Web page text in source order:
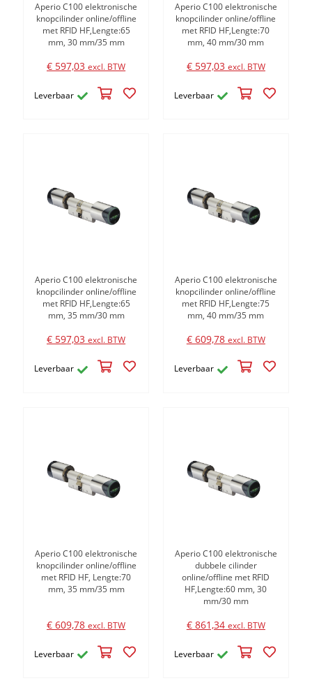
Aperio C100 elektronische
knopcilinder online/offline
met RFID HF,Lengte:65
mm, 30 mm/35 mm
€ 597,03excl. BTW
Leverbaar
Aperio C100 elektronische
knopcilinder online/offline
met RFID HF,Lengte:70
mm, 40 mm/30 mm
€ 597,03 excl. BTW
Leverbaar
Aperio C100 elektronische
knopcilinder online/offline
met RFID HF,Lengte:65
mm, 35 mm/30 mm
€ 597,03excl. BTW
Leverbaar
Aperio C100 elektronische
knopcilinder online/offline
met RFID HF,Lengte:75
mm, 40 mm/35 mm
€ 609,78 excl. BTW
Leverbaar
Aperio C100 elektronische
knopcilinder online/offline
met RFID HF, Lengte:70
mm, 35 mm/35 mm
€ 609,78excl. BTW
Leverbaar
Aperio C100 elektronische
dubbele cilinder
online/offline met RFID
HF,Lengte:60 mm, 30
mm/30 mm
€ 861,34 excl. BTW
Leverbaar